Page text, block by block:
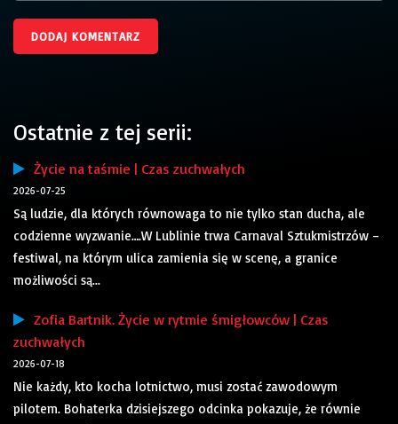
Ostatnie z tej serii:
Życie na taśmie | Czas zuchwałych
2026-07-25
Są ludzie, dla których równowaga to nie tylko stan ducha, ale
codzienne wyzwanie….W Lublinie trwa Carnaval Sztukmistrzów –
festiwal, na którym ulica zamienia się w scenę, a granice
możliwości są...
Zofia Bartnik. Życie w rytmie śmigłowców | Czas
zuchwałych
2026-07-18
Nie każdy, kto kocha lotnictwo, musi zostać zawodowym
pilotem. Bohaterka dzisiejszego odcinka pokazuje, że równie